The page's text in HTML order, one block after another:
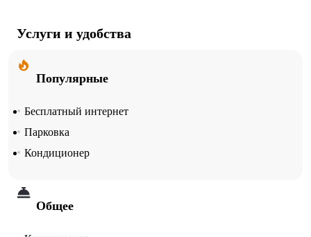
Услуги и удобства
Популярные
Бесплатный интернет
Парковка
Кондиционер
Общее